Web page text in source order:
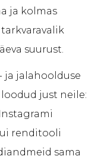
ja kolmas
suurust.
ja jalahoolduse
just neile:
renditooli
sama